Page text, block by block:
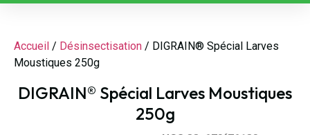
Accueil / Désinsectisation / DIGRAIN® Spécial Larves
Moustiques 250g
DIGRAIN® Spécial Larves Moustiques
250g